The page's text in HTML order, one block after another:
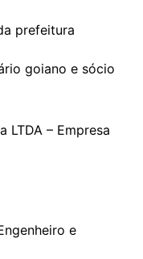
prefeitura
goiano e sócio
LTDA – Empresa
e